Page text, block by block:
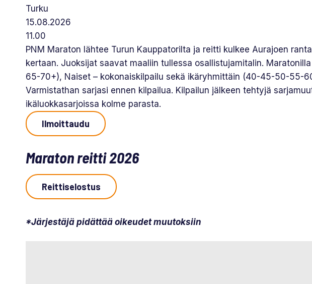
Turku
15.08.2026
11.00
PNM Maraton lähtee Turun Kauppatorilta ja reitti kulkee Aurajoen
kertaan. Juoksijat saavat maaliin tullessa osallistujamitalin.
65-70+), Naiset – kokonaiskilpailu sekä ikäryhmittäin (40-45-50-55-
Varmistathan sarjasi ennen kilpailua. Kilpailun jälkeen tehtyjä
ikäluokkasarjoissa kolme parasta.
Ilmoittaudu
Maraton reitti 2026
Reittiselostus
*Järjestäjä pidättää oikeudet muutoksiin